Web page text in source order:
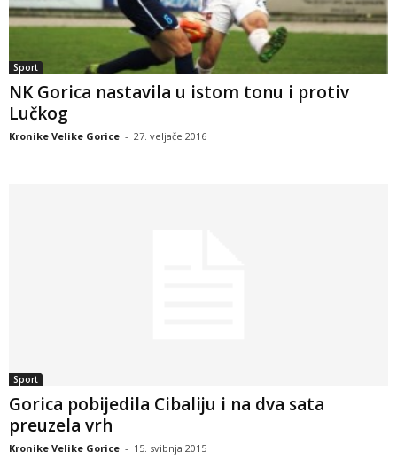
Sport
NK Gorica nastavila u istom tonu i protiv
Lučkog
Kronike Velike Gorice - 27. veljače 2016
Sport
Gorica pobijedila Cibaliju i na dva sata
preuzela vrh
Kronike Velike Gorice - 15. svibnja 2015